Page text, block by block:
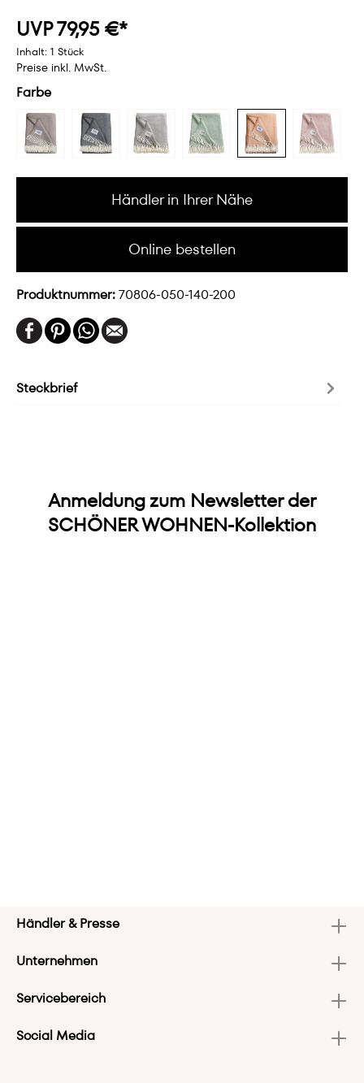
UVP 79,95 €*
Inhalt: 1 Stück
Preise inkl. MwSt.
Farbe
Händler in Ihrer Nähe
Online bestellen
Produktnummer:70806-050-140-200
Steckbrief
Anmeldung zum Newsletter der
SCHÖNER WOHNEN-Kollektion
Händler & Presse
Unternehmen
Servicebereich
Social Media